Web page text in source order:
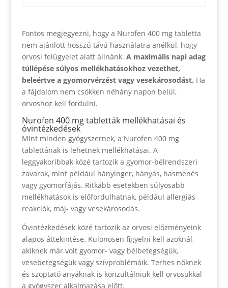
Fontos megjegyezni, hogy a Nurofen 400 mg tabletta
nem ajánlott hosszú távú használatra anélkül, hogy
orvosi felügyelet alatt állnánk. A maximális napi adag
túllépése súlyos mellékhatásokhoz vezethet,
beleértve a gyomorvérzést vagy vesekárosodást. Ha
a fájdalom nem csökken néhány napon belül,
orvoshoz kell fordulni.
Nurofen 400 mg tabletták mellékhatásai és
óvintézkedések
Mint minden gyógyszernek, a Nurofen 400 mg
tablettának is lehetnek mellékhatásai. A
leggyakoribbak közé tartozik a gyomor-bélrendszeri
zavarok, mint például hányinger, hányás, hasmenés
vagy gyomorfájás. Ritkább esetekben súlyosabb
mellékhatások is előfordulhatnak, például allergiás
reakciók, máj- vagy vesekárosodás.
Óvintézkedések közé tartozik az orvosi előzményeink
alapos áttekintése. Különösen figyelni kell azoknál,
akiknek már volt gyomor- vagy bélbetegségük,
vesebetegségük vagy szívproblémáik. Terhes nőknek
és szoptató anyáknak is konzultálniuk kell orvosukkal
a gyógyszer alkalmazása előtt.